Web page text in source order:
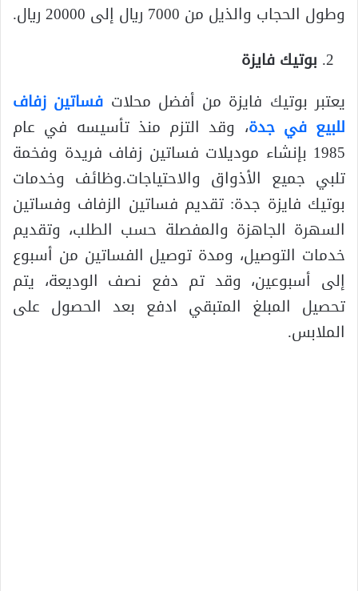
وطول الحجاب والذيل من 7000 ريال إلى 20000 ريال.
بوتيك فايزة
يعتبر بوتيك فايزة من أفضل محلات فساتين زفاف
للبيع في جدة، وقد التزم منذ تأسيسه في عام
1985 بإنشاء موديلات فساتين زفاف فريدة وفخمة
تلبي جميع الأذواق والاحتياجات.وظائف وخدمات
بوتيك فايزة جدة: تقديم فساتين الزفاف وفساتين
السهرة الجاهزة والمفصلة حسب الطلب، وتقديم
خدمات التوصيل، ومدة توصيل الفساتين من أسبوع
إلى أسبوعين، وقد تم دفع نصف الوديعة، يتم
تحصيل المبلغ المتبقي ادفع بعد الحصول على
الملابس.